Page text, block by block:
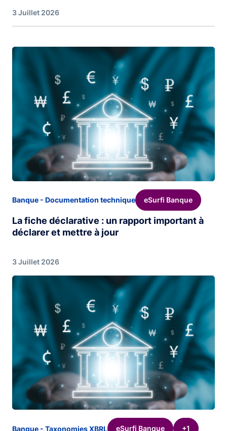
3 Juillet 2026
Banque - Documentation technique eSurfi Banque
La fiche déclarative : un rapport important à
déclarer et mettre à jour
3 Juillet 2026
Image
Banque - Taxonomies XBRL eSurfi Banque +1